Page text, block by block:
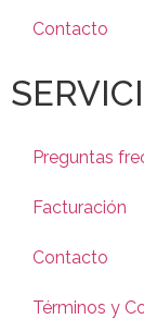
Contacto
Preguntas
Facturación
Contacto
Términos y